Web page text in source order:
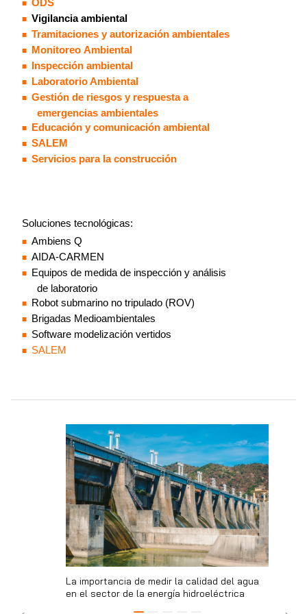
ODS
Vigilancia ambiental
Tramitaciones y autorización ambientales
Monitoreo Ambiental
Inspección ambiental
Laboratorio Ambiental
Gestión de riesgos y respuesta a
emergencias ambientales
Educación y comunicación ambiental
SALEM
Servicios para la construcción
Soluciones tecnológicas:
Ambiens Q
AIDA-CARMEN
Equipos de medida de inspección y análisis
de laboratorio
Robot submarino no tripulado (ROV)
Brigadas Medioambientales
Software modelización vertidos
SALEM
La importancia de medir la calidad del agua
en el sector de la energía hidroeléctrica